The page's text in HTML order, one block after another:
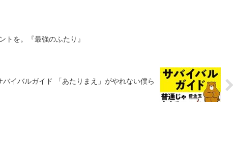
トを。『最強のふたり』
イバルガイド 「あたりまえ」がやれない僕ら